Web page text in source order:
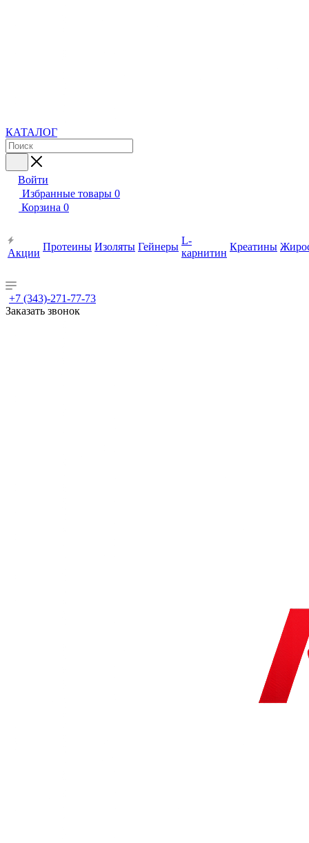
КАТАЛОГ
Войти
Избранные товары 0
Корзина 0
Акции
Протеины Изоляты Гейнеры
L-
карнитин
Креатины
+7 (343)-271-77-73
Заказать звонок